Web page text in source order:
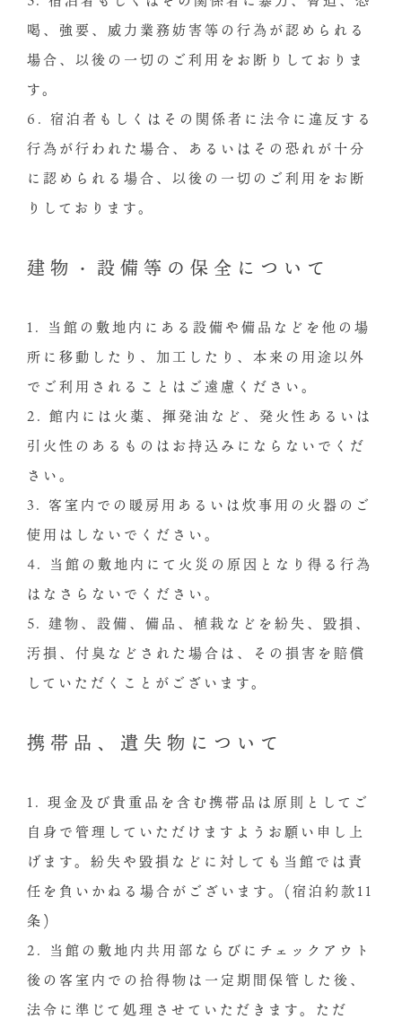
喝、強要、威力業務妨害等の行為が認められる
場合、以後の一切のご利用をお断りしておりま
す。
6. 宿泊者もしくはその関係者に法令に違反する
行為が行われた場合、あるいはその恐れが十分
に認められる場合、以後の一切のご利用をお断
りしております。
建物・設備等の保全について
1. 当館の敷地内にある設備や備品などを他の場
所に移動したり、加工したり、本来の用途以外
でご利用されることはご遠慮ください。
2. 館内には火薬、揮発油など、発火性あるいは
引火性のあるものはお持込みにならないでくだ
さい。
3. 客室内での暖房用あるいは炊事用の火器のご
使用はしないでください。
4. 当館の敷地内にて火災の原因となり得る行為
はなさらないでください。
5. 建物、設備、備品、植栽などを紛失、毀損、
汚損、付臭などされた場合は、その損害を賠償
していただくことがございます。
携帯品、遺失物について
1. 現金及び貴重品を含む携帯品は原則としてご
自身で管理していただけますようお願い申し上
げます。紛失や毀損などに対しても当館では責
任を負いかねる場合がございます。(宿泊約款11
条)
2. 当館の敷地内共用部ならびにチェックアウト
後の客室内での拾得物は一定期間保管した後、
法令に準じて処理させていただきます。ただ